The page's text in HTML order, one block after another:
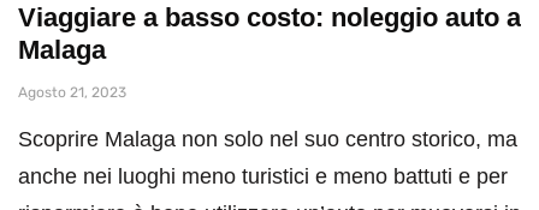
Viaggiare a basso costo: noleggio auto a
Malaga
Agosto 21, 2023
Scoprire Malaga non solo nel suo centro storico, ma
anche nei luoghi meno turistici e meno battuti e per